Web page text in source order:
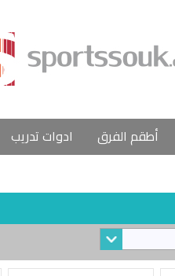
أطقم الفرق ادوات تدريب